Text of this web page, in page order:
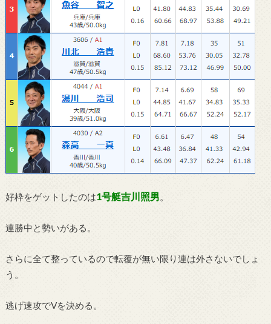
好枠をゲットしたのは1号艇吉川照男。
連勝中と勢いがある。
さらに全て整っているので転覆が無い限り連は外さないでしょ
う。
逃げ速攻でVを決める。